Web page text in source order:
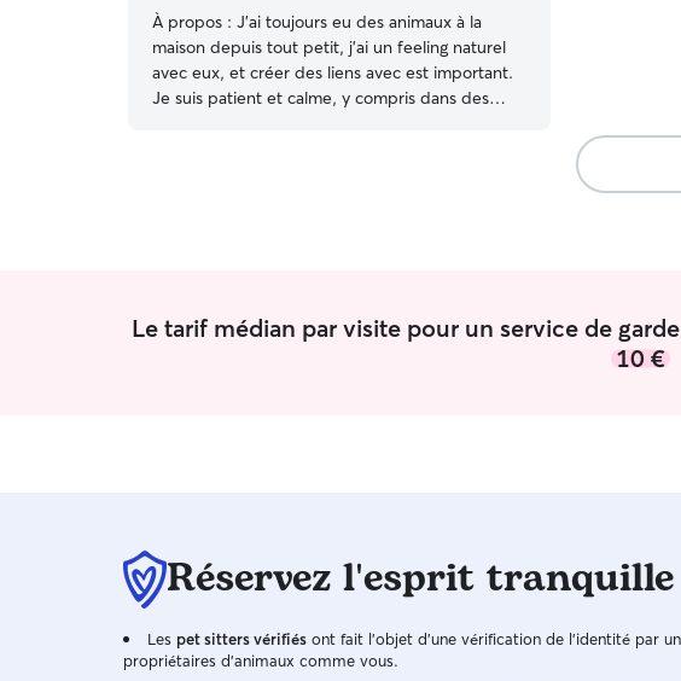
À propos : J'ai toujours eu des animaux à la
maison depuis tout petit, j'ai un feeling naturel
avec eux, et créer des liens avec est important.
Je suis patient et calme, y compris dans des
laisser seuls sans attentions. Au domicile des
Le tarif médian par visite pour un service de
10 €
Réservez l'esprit tranquille
Les pet sitters vérifiés ont fait l'objet d'une vérification de l'identité par
propriétaires d'animaux comme vous.